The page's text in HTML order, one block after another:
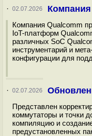
· 02.07.2026
Компания Qualcomm
IoT-платформ
различных SoC
инструментарий и
конфигурации для
· 02.07.2026
Представлен
коммутаторы и точки
компиляцию и
предустановленных